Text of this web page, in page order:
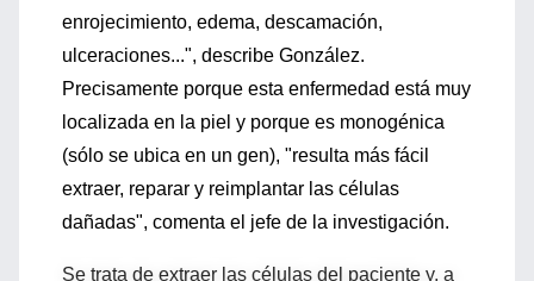
enrojecimiento, edema, descamación,
ulceraciones...", describe González.
Precisamente porque esta enfermedad está muy
localizada en la piel y porque es monogénica
(sólo se ubica en un gen), "resulta más fácil
extraer, reparar y reimplantar las células
dañadas", comenta el jefe de la investigación.
Se trata de extraer las células del paciente y, a